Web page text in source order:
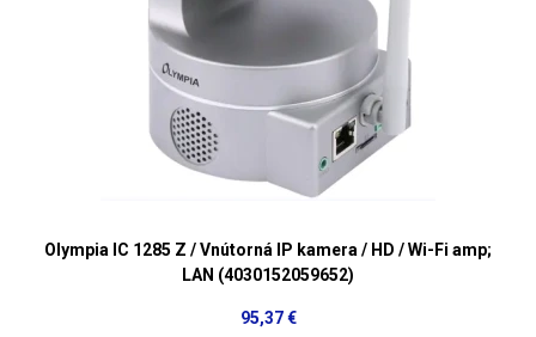
Olympia IC 1285 Z / Vnútorná IP kamera / HD / Wi-Fi amp;
LAN (4030152059652)
95,37 €